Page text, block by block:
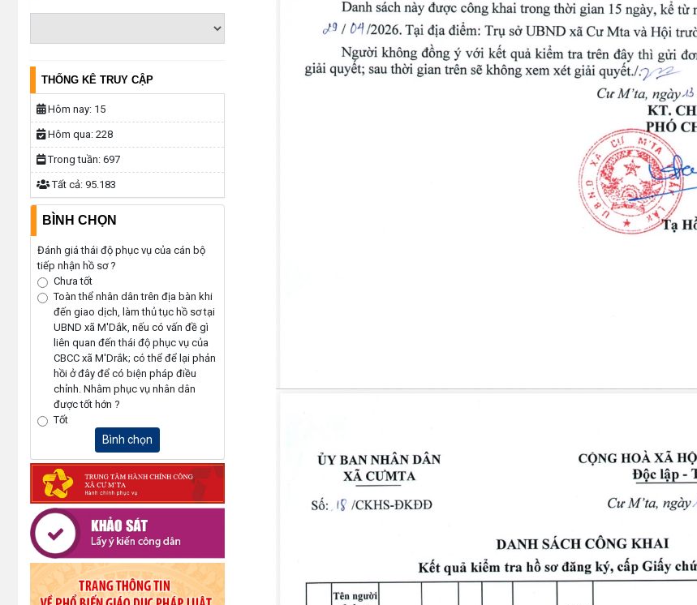
THỐNG KÊ TRUY CẬP
Hôm nay: 15
Hôm qua: 228
Trong tuần: 697
Tất cả: 95.183
BÌNH CHỌN
Đánh giá thái độ phục vụ của cán bộ
tiếp nhận hồ sơ ?
Chưa tốt
Toàn thể nhân dân trên địa bàn khi
đến giao dịch, làm thủ tục hồ sơ tại
UBND xã M'Dắk, nếu có vấn đề gì
liên quan đến thái độ phục vụ của
CBCC xã M'Drắk; có thể để lại phản
hồi ở đây để có biện pháp điều
chỉnh. Nhằm phục vụ nhân dân
được tốt hớn ?
Tốt
Bình chọn